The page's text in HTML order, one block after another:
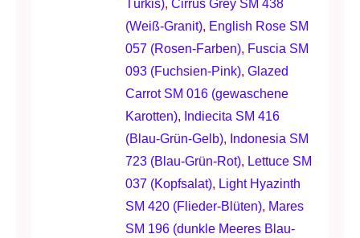
Türkis), Cirrus Grey SM 438
(Weiß-Granit), English Rose SM
057 (Rosen-Farben), Fuscia SM
093 (Fuchsien-Pink), Glazed
Carrot SM 016 (gewaschene
Karotten), Indiecita SM 416
(Blau-Grün-Gelb), Indonesia SM
723 (Blau-Grün-Rot), Lettuce SM
037 (Kopfsalat), Light Hyazinth
SM 420 (Flieder-Blüten), Mares
SM 196 (dunkle Meeres Blau-